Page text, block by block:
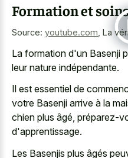
Formation et
Source: youtube.com, La
La formation d'un Basenji
leur nature indépendante.
Il est essentiel de
votre Basenji arrive à la
chien plus âgé, préparez-
d'apprentissage.
Les Basenjis plus âgés